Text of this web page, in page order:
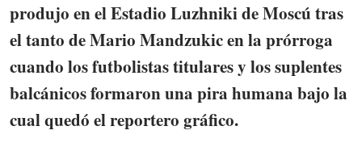
produjo en el Estadio Luzhniki de Moscú tras
el tanto de Mario Mandzukic en la prórroga
cuando los futbolistas titulares y los suplentes
balcánicos formaron una pira humana bajo la
cual quedó el reportero gráfico.